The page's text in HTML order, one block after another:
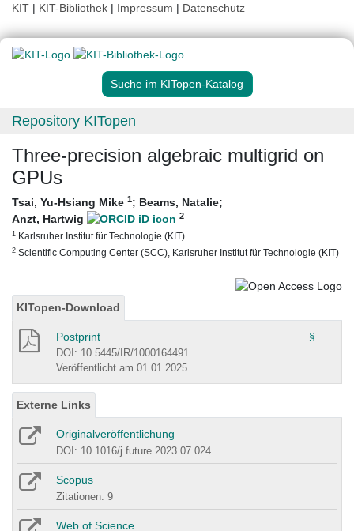
KIT | KIT-Bibliothek | Impressum | Datenschutz
Suche im KITopen-Katalog
Repository KITopen
Three-precision algebraic multigrid on
GPUs
Tsai, Yu-Hsiang Mike 1; Beams, Natalie;
Anzt, Hartwig
2
1 Karlsruher Institut für Technologie (KIT)
2 Scientific Computing Center (SCC), Karlsruher Institut für Technologie (KIT)
KITopen-Download
Postprint §
DOI: 10.5445/IR/1000164491
Veröffentlicht am 01.01.2025
Externe Links
Originalveröffentlichung
DOI: 10.1016/j.future.2023.07.024
Scopus
Zitationen: 9
Web of Science